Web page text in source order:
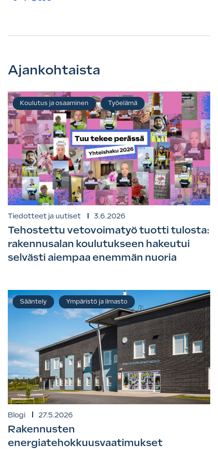
Ajankohtaista
Tiedotteet ja uutiset 3.6.2026
Tehostettu vetovoimatyö tuotti tulosta:
rakennusalan koulutukseen hakeutui
selvästi aiempaa enemmän nuoria
Koulutus ja osaaminen Työelämä
Blogi 27.5.2026
Rakennusten
energiatehokkuusvaatimukset
Sääntely Ympäristö ja ilmasto